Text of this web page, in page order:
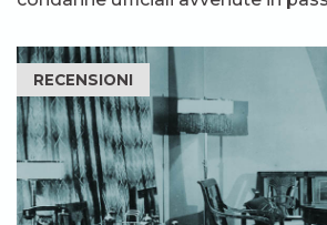
RECENSIONI